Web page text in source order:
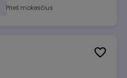
Prieš mokesčius